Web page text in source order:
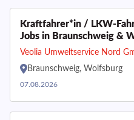
Kraftfahrer*in / LKW-
Jobs in Braunschweig &
Veolia Umweltservice Nord
Braunschweig, Wolfsburg
07.08.2026